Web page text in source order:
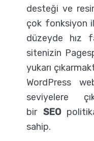
desteği ve
çok fonksiyon
düzeyde hız
sitenizin
yukarı
WordPress
seviyelere
bir SEO
sahip.